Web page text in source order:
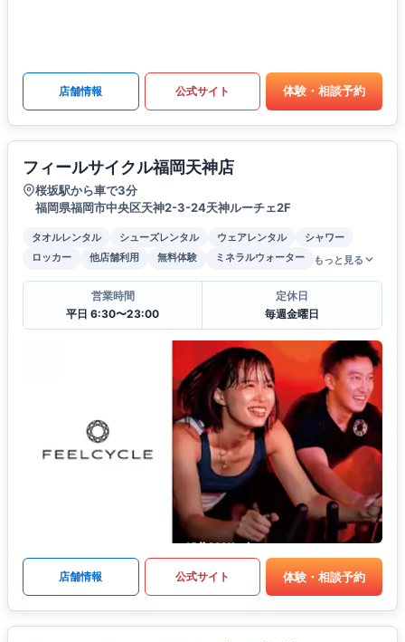
店舗情報 公式サイト 体験・相談予約
フィールサイクル福岡天神店
桜坂駅から車で3分
福岡県福岡市中央区天神2-3-24天神ルーチェ2F
タオルレンタル シューズレンタル ウェアレンタル
シャワー
ロッカー
他店舗利用 無料体験 ミネラルウォーター もっと見る
営業時間
平日 6:30〜23:00
定休日
毎週金曜日
店舗情報 公式サイト 体験・相談予約